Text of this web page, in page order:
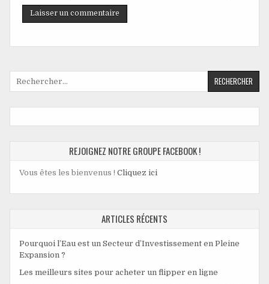
Rechercher :
REJOIGNEZ NOTRE GROUPE FACEBOOK !
Vous êtes les bienvenus ! Cliquez ici
ARTICLES RÉCENTS
Pourquoi l’Eau est un Secteur d’Investissement en Pleine
Expansion ?
Les meilleurs sites pour acheter un flipper en ligne